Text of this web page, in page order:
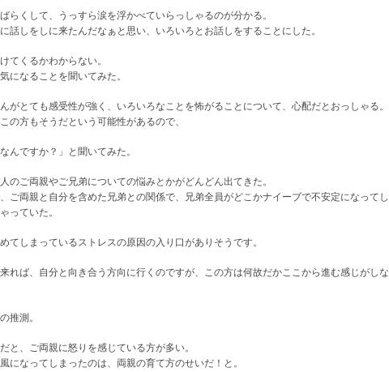
らくして、うっすら涙を浮かべていらっしゃるのが分かる。
話しをしに来たんだなぁと思い、いろいろとお話しをすることにした。
てくるかわからない。
になることを聞いてみた。
がとても感受性が強く、いろいろなことを怖がることについて、心配だとおっしゃる。
の方もそうだという可能性があるので、
んですか？」と聞いてみた。
のご両親やご兄弟についての悩みとかがどんどん出てきた。
ご両親と自分を含めた兄弟との関係で、兄弟全員がどこかナイーブで不安定になってし
っていた。
てしまっているストレスの原因の入り口がありそうです。
れば、自分と向き合う方向に行くのですが、この方は何故だかここから進む感じがしな
推測。
と、ご両親に怒りを感じている方が多い。
になってしまったのは、両親の育て方のせいだ！と。